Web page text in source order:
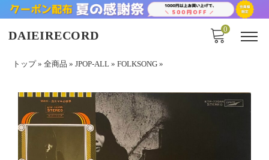
DAIEIRECORD 0
トップ» 全商品 » JPOP-ALL » FOLKSONG »